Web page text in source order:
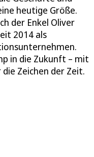
heutige Größe.
der Enkel Oliver
2014 als
in die Zukunft – mit
Zeichen der Zeit.